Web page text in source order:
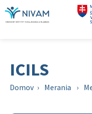
ICILS
Domov › Merania ›